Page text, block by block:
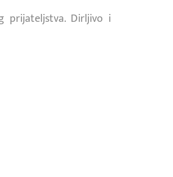
prijateljstva. Dirljivo i